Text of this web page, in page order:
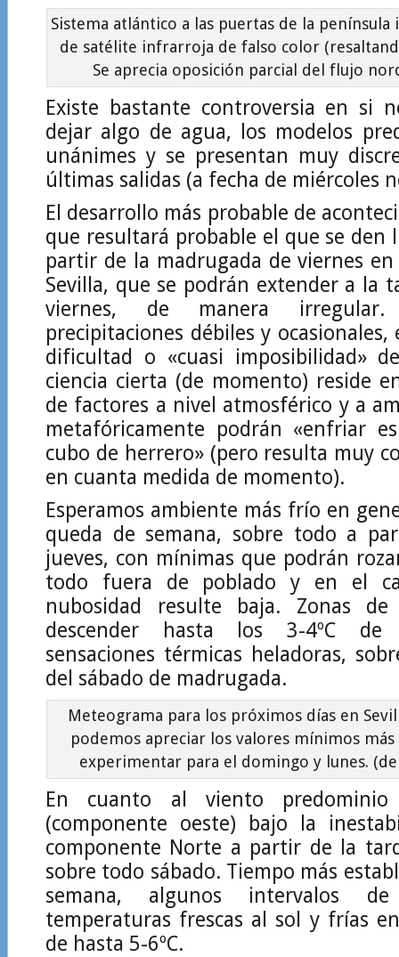
Sistema atlántico a las puertas de la península
de satélite infrarroja de falso color
Se aprecia oposición parcial del flujo
Existe bastante controversia en si
dejar algo de agua, los modelos
unánimes y se presentan muy
últimas salidas (a fecha de miércoles
El desarrollo más probable de
que resultará probable el que se den
partir de la madrugada de viernes
Sevilla, que se podrán extender a la
viernes, de manera
precipitaciones débiles y
dificultad o «cuasi imposibilidad»
ciencia cierta (de momento) reside
de factores a nivel atmosférico y a
metafóricamente podrán «enfriar
cubo de herrero» (pero resulta muy
en cuanta medida de momento).
Esperamos ambiente más frío en
queda de semana, sobre todo a
jueves, con mínimas que podrán
todo fuera de poblado y en el
nubosidad resulte baja. Zonas
descender hasta los 3-4ºC de
sensaciones térmicas heladoras,
del sábado de madrugada.
Meteograma para los próximos días en
podemos apreciar los valores mínimos
experimentar para el domingo y lunes. (de
En cuanto al viento
(componente oeste) bajo la
componente Norte a partir de la
sobre todo sábado. Tiempo más
semana, algunos intervalos
temperaturas frescas al sol y frías
de hasta 5-6ºC.